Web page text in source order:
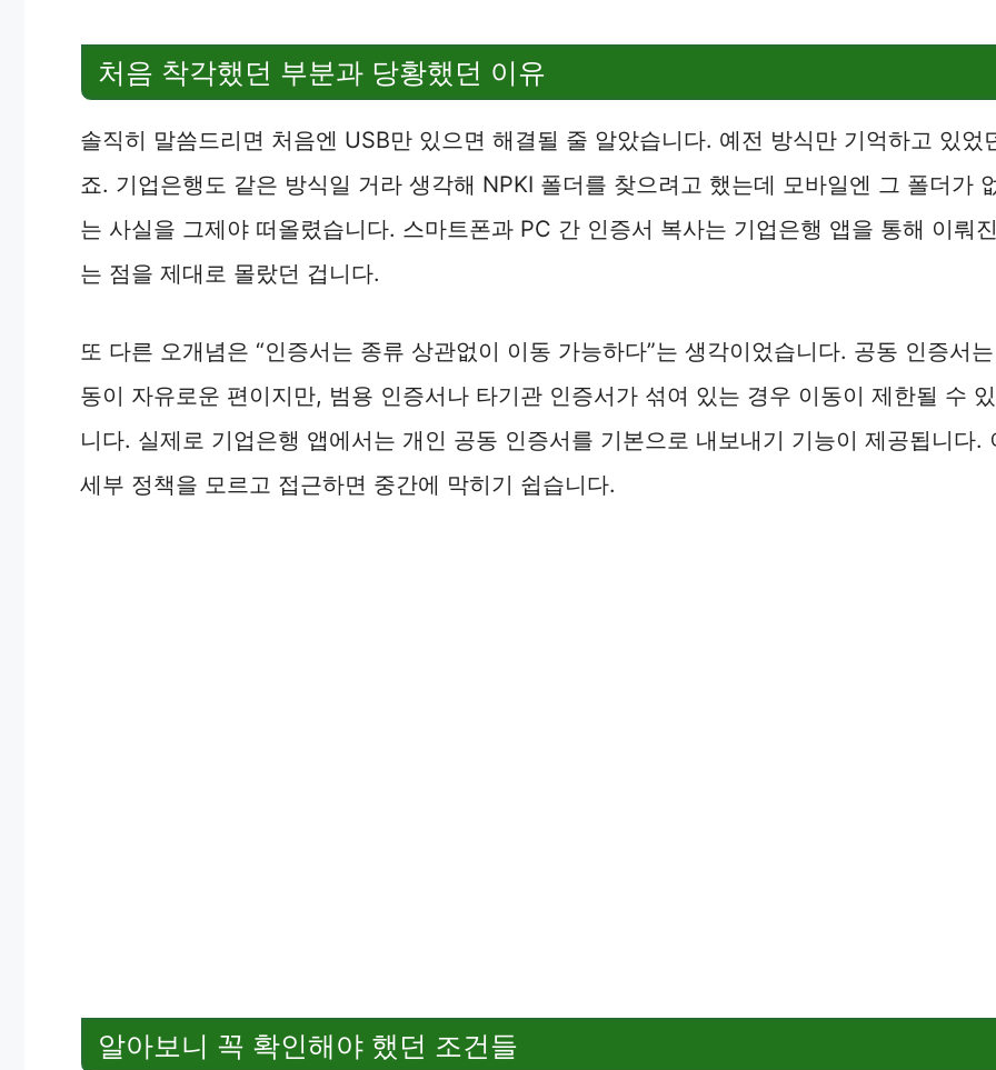
처음 착각했던 부분과 당황했던 이유
솔직히 말씀드리면 처음엔 USB만 있으면 해결될 줄 알았습니다. 예전 방식만 기억하고 있었
죠. 기업은행도 같은 방식일 거라 생각해 NPKI 폴더를 찾으려고 했는데 모바일엔 그 폴더가
는 사실을 그제야 떠올렸습니다. 스마트폰과 PC 간 인증서 복사는 기업은행 앱을 통해 이뤄
는 점을 제대로 몰랐던 겁니다.
또 다른 오개념은 “인증서는 종류 상관없이 이동 가능하다”는 생각이었습니다. 공동 인증서
동이 자유로운 편이지만, 범용 인증서나 타기관 인증서가 섞여 있는 경우 이동이 제한될 수
니다. 실제로 기업은행 앱에서는 개인 공동 인증서를 기본으로 내보내기 기능이 제공됩니다.
세부 정책을 모르고 접근하면 중간에 막히기 쉽습니다.
알아보니 꼭 확인해야 했던 조건들